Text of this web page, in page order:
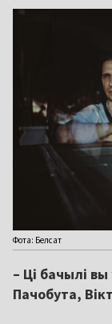
Фота: Белсат
– Ці бачылі
Пачобута,